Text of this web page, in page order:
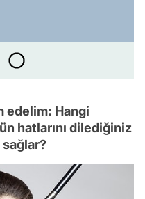
edelim: Hangi
hatlarını dilediğiniz